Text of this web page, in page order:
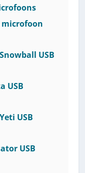
microfoon
USB
USB
USB
USB